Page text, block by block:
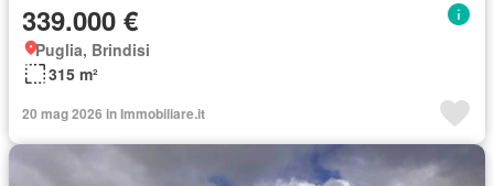
339.000 €
Puglia, Brindisi
315 m²
20 mag 2026 in Immobiliare.it